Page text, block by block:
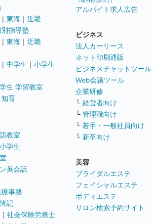
｜ 東海 ｜ 近畿
指導塾
｜ 東海 ｜ 近畿
｜ 中学生 ｜ 小学生
生 学習教室
知育
教室
小学生
英会話
療事務
簿記
｜ 社会保険労務士
アルバイト求人広告
ビジネス
法人カーリース
ネット印刷通販
ビジネスチャットツール
Web会議ツール
企業研修
└ 経営者向け
└ 管理職向け
└ 若手・一般社員向け
└ 新卒向け
美容
ブライダルエステ
フェイシャルエステ
ボディエステ
サロン検索予約サイト